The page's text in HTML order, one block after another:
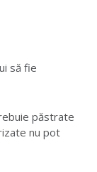
să fie
păstrate
nu pot